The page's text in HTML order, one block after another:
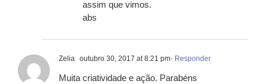
assim que vimos.
abs
Zelia outubro 30, 2017 at 8:21 pm- Responder
Muita criatividade e ação. Parabéns